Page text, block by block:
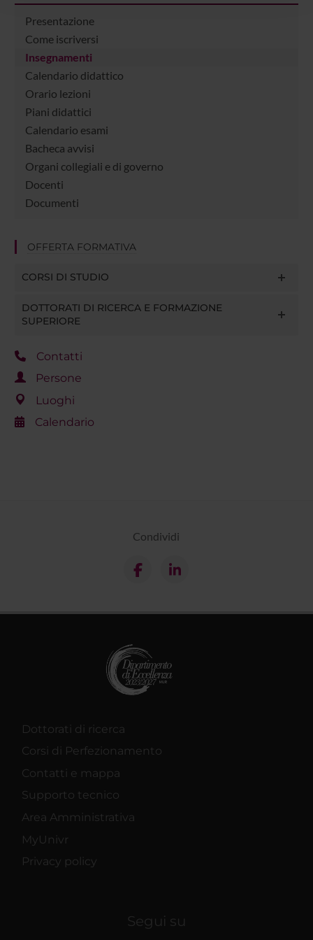
raccolto dal tuo utilizzo dei loro servizi.
Presentazione
Come iscriversi
Insegnamenti
Calendario didattico
Orario lezioni
Piani didattici
Calendario esami
Bacheca avvisi
Organi collegiali e di governo
Docenti
Documenti
OFFERTA FORMATIVA
CORSI DI STUDIO
DOTTORATI DI RICERCA E FORMAZIONE
SUPERIORE
Contatti
Persone
Luoghi
Calendario
Condividi
Dottorati di ricerca
Corsi di Perfezionamento
Contatti e mappa
Supporto tecnico
Area Amministrativa
MyUnivr
Privacy policy
Segui su